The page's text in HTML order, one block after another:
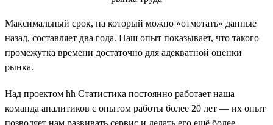
Максимальный срок, на который можно «отмотать» данные
назад, составляет два года. Наш опыт показывает, что такого
промежутка времени достаточно для адекватной оценки
рынка.
Над проектом hh Статистика постоянно работает наша
команда аналитиков с опытом работы более 20 лет — их опыт
позволяет нам развивать сервис и делать его ещё более